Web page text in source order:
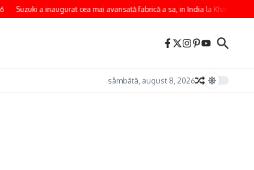
Suzuki a inaugurat cea mai avansată fabrică a sa, in India la Kharkhoda
sâmbătă, august 8, 2026